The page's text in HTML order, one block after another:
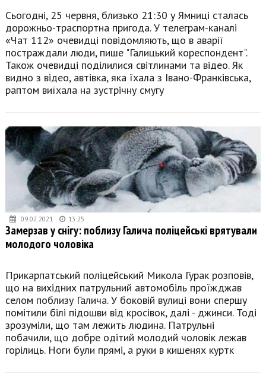
Сьогодні, 25 червня, близько 21:30 у Ямниці сталась
дорожньо-траспортна пригода. У телеграм-каналі
«Чат 112» очевидці повідомляють, що в аварії
постраждали люди, пише "Галицький кореспондент".
Також очевидці поділилися світлинами та відео. Як
видно з відео, автівка, яка їхала з Івано-Франківська,
раптом виїхала на зустрічну смугу
09.02.2021 13:25
Замерзав у снігу: поблизу Галича поліцейські врятували
молодого чоловіка
Прикарпатський поліцейський Микола Гурак розповів,
що на вихідних патрульний автомобіль проїжджав
селом поблизу Галича. У боковій вулиці вони спершу
помітили білі підошви від кросівок, далі - джинси. Тоді
зрозуміли, що там лежить людина. Патрульні
побачили, що добре одітий молодий чоловік лежав
горілиць. Ноги були прямі, а руки в кишенях куртк